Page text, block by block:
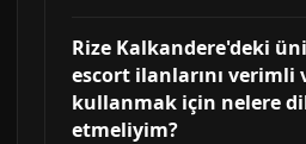
Rize Kalkandere'deki
escort ilanlarını verimli
kullanmak için nelere
etmeliyim?